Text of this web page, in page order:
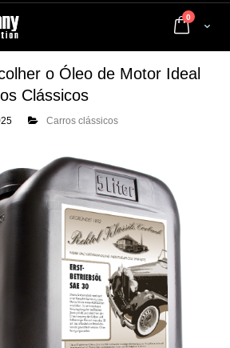
Cart
0 artigos
o Óleo de Motor Ideal
Clássicos
Carros clássicos